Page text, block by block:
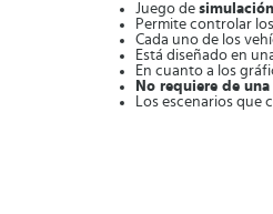
Juego de
Permite controlar los
Cada uno de los
Está diseñado en
En cuanto a los
No requiere de
Los escenarios que